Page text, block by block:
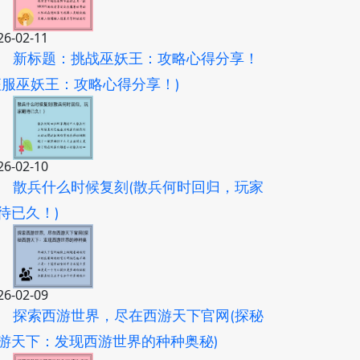
02-11
新标题：挑战巫妖王：攻略心得分享！
巫妖王：攻略心得分享！)
02-10
散兵什么时候复刻(散兵何时回归，玩家
已久！)
02-09
探索西游世界，尽在西游天下官网(探秘
天下：发现西游世界的种种奥秘)